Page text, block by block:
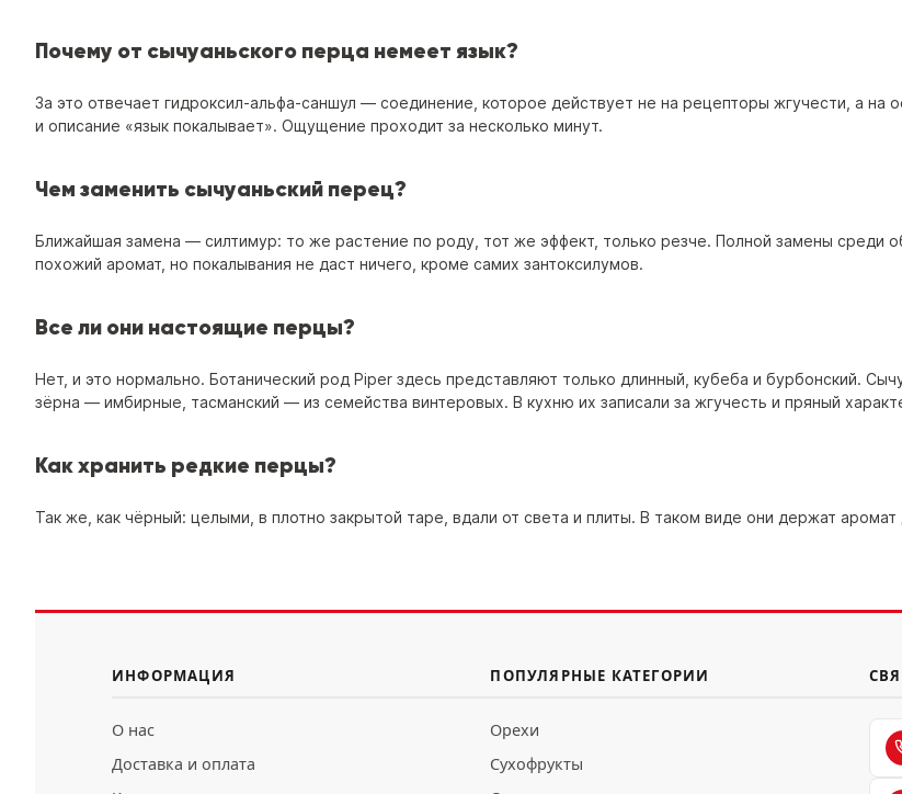
Почему от сычуаньского перца немеет язык?
За это отвечает гидроксил-альфа-саншул — соединение, которое действует не на рецепторы жгучести, а на
и описание «язык покалывает». Ощущение проходит за несколько минут.
Чем заменить сычуаньский перец?
Ближайшая замена — силтимур: то же растение по роду, тот же эффект, только резче. Полной замены среди
похожий аромат, но покалывания не даст ничего, кроме самих зантоксилумов.
Все ли они настоящие перцы?
Нет, и это нормально. Ботанический род Piper здесь представляют только длинный, кубеба и бурбонский.
зёрна — имбирные, тасманский — из семейства винтеровых. В кухню их записали за жгучесть и пряный
Как хранить редкие перцы?
Так же, как чёрный: целыми, в плотно закрытой таре, вдали от света и плиты. В таком виде они держат
ИНФОРМАЦИЯ
О нас
Доставка и оплата
ПОПУЛЯРНЫЕ КАТЕГОРИИ
Орехи
Сухофрукты